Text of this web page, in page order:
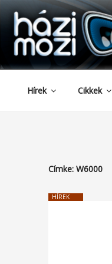
Tartalomhoz
Hírek Cikkek
Címke: W6000
HÍREK